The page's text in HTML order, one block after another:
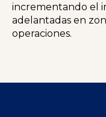
incrementando el
adelantadas en
operaciones.